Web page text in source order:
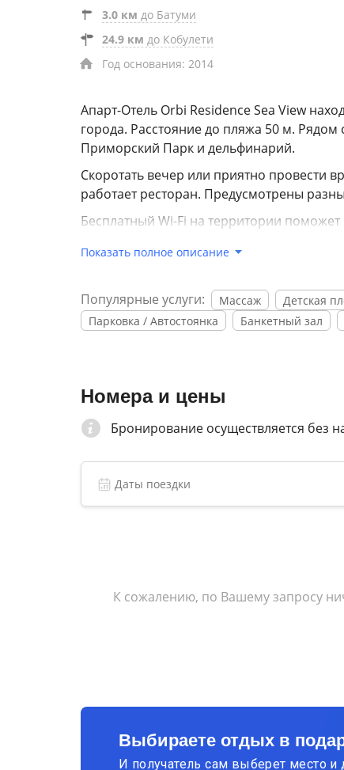
3.0 км до Батуми
24.9 км до Кобулети
Год основания: 2014
Апарт-Отель Orbi Residence Sea View
города. Расстояние до пляжа 50 м.
Приморский Парк и дельфинарий.
Скоротать вечер или приятно провести
работает ресторан. Предусмотрены
Бесплатный Wi-Fi на территории
мероприятия. Здесь будем баловать
бассейн. Есть экскурсионное бюро.
В апарт-отеле возможно размещение с
автомобилей и консьерж.
Персонал апарт-отеля говорит на
В номере есть телевизор и халат.
Показать полное описание
Популярные услуги: Массаж Детская
Парковка / Автостоянка
Банкетный зал
Номера и цены
Бронирование осуществляется без
К сожалению, по Вашему запросу
Выбираете отдых в
И получатель сам выберет место и